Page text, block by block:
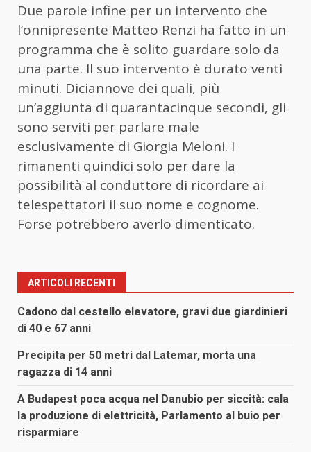
Due parole infine per un intervento che
l’onnipresente Matteo Renzi ha fatto in un
programma che è solito guardare solo da
una parte. Il suo intervento è durato venti
minuti. Diciannove dei quali, più
un’aggiunta di quarantacinque secondi, gli
sono serviti per parlare male
esclusivamente di Giorgia Meloni. I
rimanenti quindici solo per dare la
possibilità al conduttore di ricordare ai
telespettatori il suo nome e cognome.
Forse potrebbero averlo dimenticato.
ARTICOLI RECENTI
Cadono dal cestello elevatore, gravi due giardinieri
di 40 e 67 anni
Precipita per 50 metri dal Latemar, morta una
ragazza di 14 anni
A Budapest poca acqua nel Danubio per siccità: cala
la produzione di elettricità, Parlamento al buio per
risparmiare